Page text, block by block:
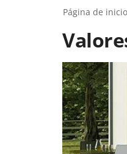
Ventanas
PVC
Balconeras
Página de inicio